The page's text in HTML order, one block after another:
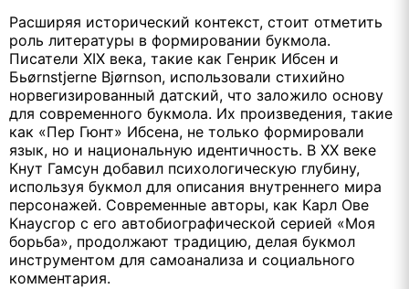
Расширяя исторический контекст, стоит отметить
роль литературы в формировании букмола.
Писатели XIX века, такие как Генрик Ибсен и
Бьørnstjerne Bjørnson, использовали стихийно
норвегизированный датский, что заложило основу
для современного букмола. Их произведения, такие
как «Пер Гюнт» Ибсена, не только формировали
язык, но и национальную идентичность. В XX веке
Кнут Гамсун добавил психологическую глубину,
используя букмол для описания внутреннего мира
персонажей. Современные авторы, как Карл Ове
Кнаусгор с его автобиографической серией «Моя
борьба», продолжают традицию, делая букмол
инструментом для самоанализа и социального
комментария.